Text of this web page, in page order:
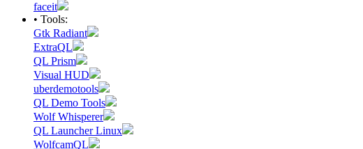
faceit
• Tools:
Gtk Radiant
ExtraQL
QL Prism
Visual HUD
uberdemotools
QL Demo Tools
Wolf Whisperer
QL Launcher Linux
WolfcamQL